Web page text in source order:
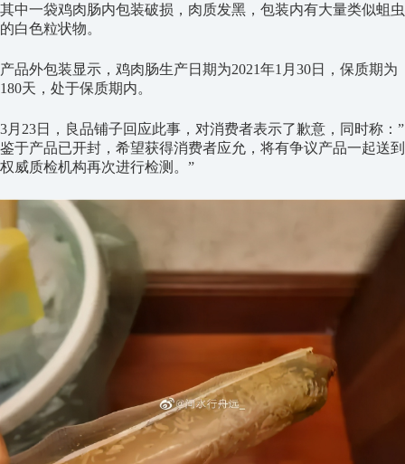
其中一袋鸡肉肠内包装破损，肉质发黑，包装内有大量类似蛆虫
的白色粒状物。
产品外包装显示，鸡肉肠生产日期为2021年1月30日，保质期为
180天，处于保质期内。
3月23日，良品铺子回应此事，对消费者表示了歉意，同时称：”
鉴于产品已开封，希望获得消费者应允，将有争议产品一起送到
权威质检机构再次进行检测。”